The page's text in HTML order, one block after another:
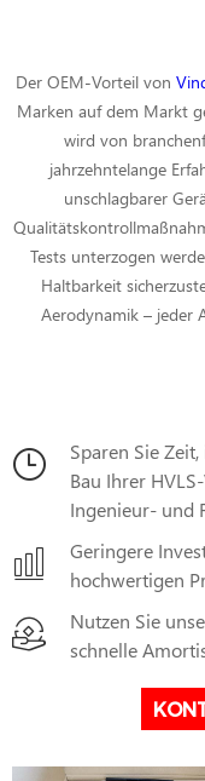
Der OEM-Vorteil von
Marken auf dem Markt
wird von
jahrzehntelange
unschlagbarer
Tests unterzogen
Haltbarkeit
Aerodynamik – jeder
Sparen Sie
Bau Ihrer
Ingenieur- und
Geringere
hochwertigen
Nutzen Sie
schnelle